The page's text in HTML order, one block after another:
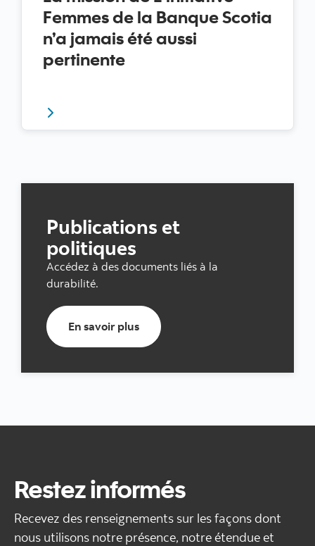
Femmes de la Banque Scotia
n’a jamais été aussi
pertinente
La mission de L’initiative Femmes de la Banque
Publications et
politiques
Accédez à des documents liés à la
durabilité.
En savoir plusEn savoir plus
Restez informés
Recevez des renseignements sur les façons dont
nous utilisons notre présence, notre étendue et